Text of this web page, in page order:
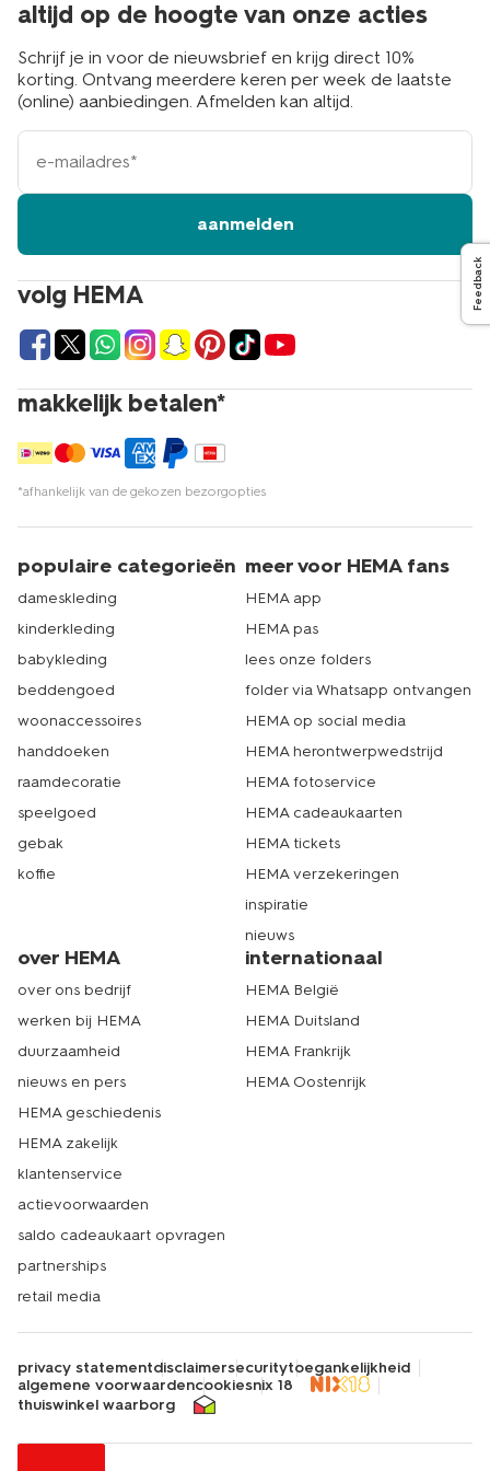
volg HEMA
makkelijk betalen*
*afhankelijk van de gekozen bezorgopties
altijd op de hoogte van onze acties
Schrijf je in voor de nieuwsbrief en krijg direct 10%
korting. Ontvang meerdere keren per week de laatste
(online) aanbiedingen. Afmelden kan altijd.
e-
mailadres
aanmelden
populaire categorieën
dameskleding
kinderkleding
babykleding
beddengoed
woonaccessoires
handdoeken
raamdecoratie
speelgoed
gebak
koffie
meer voor HEMA fans
HEMA app
HEMA pas
lees onze folders
folder via Whatsapp ontvangen
HEMA op social media
HEMA herontwerpwedstrijd
HEMA fotoservice
HEMA cadeaukaarten
HEMA tickets
HEMA verzekeringen
inspiratie
nieuws
over HEMA
over ons bedrijf
werken bij HEMA
duurzaamheid
nieuws en pers
HEMA geschiedenis
HEMA zakelijk
klantenservice
actievoorwaarden
saldo cadeaukaart opvragen
partnerships
retail media
internationaal
HEMA België
HEMA Duitsland
HEMA Frankrijk
HEMA Oostenrijk
privacy statementdisclaimersecuritytoegankelijkheid
algemene voorwaardencookiesnix 18
thuiswinkel waarborg
Feedback